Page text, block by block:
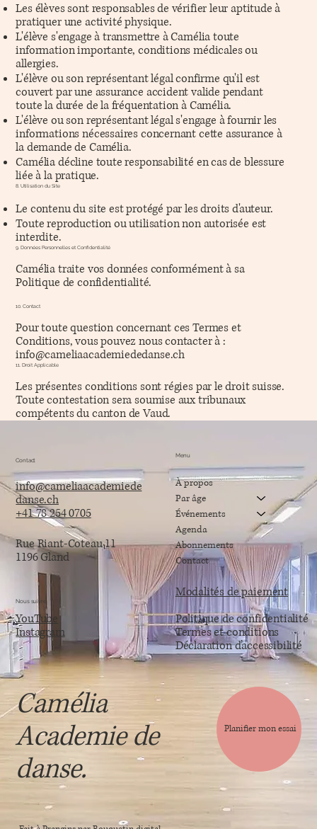
Les élèves sont responsables de vérifier leur aptitude à
pratiquer une activité physique.
L'élève s'engage à transmettre à Camélia toute
information importante, conditions médicales ou
allergies.
L'élève ou son représentant légal confirme qu'il est
couvert par une assurance accident valide pendant
toute la durée de la fréquentation à Camélia.
L'élève ou son représentant légal s'engage à fournir les
informations nécessaires concernant cette assurance à
la demande de Camélia.
Camélia décline toute responsabilité en cas de blessure
liée à la pratique.
8. Utilisation du Site
Le contenu du site est protégé par les droits d'auteur.
Toute reproduction ou utilisation non autorisée est
interdite.
9. Données Personnelles et Confidentialité
Camélia traite vos données conformément à sa
Politique de confidentialité.​
10. Contact
Pour toute question concernant ces Termes et
Conditions, vous pouvez nous contacter à :
info@cameliaacademiededanse.ch
11. Droit Applicable
Les présentes conditions sont régies par le droit suisse.
Toute contestation sera soumise aux tribunaux
compétents du canton de Vaud.
Contact
info@cameliaacademiede
danse.ch
+41 78 254 0705
Rue Riant-Coteau 11
1196 Gland
Nous suivre
YouTube
Instagram
Menu
À propos
Par âge
Événements
Agenda
Abonnements
Contact
Modalités de paiement
Politique de confidentialité
Termes et conditions
Déclaration d’accessibilité
Camélia
Academie de
danse.
Planifier mon essai